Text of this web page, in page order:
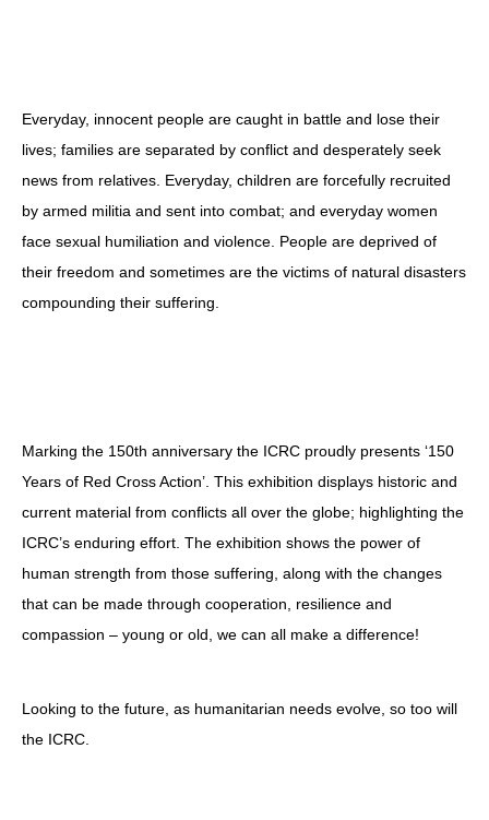
Everyday, innocent people are caught in battle and lose their
lives; families are separated by conflict and desperately seek
news from relatives. Everyday, children are forcefully recruited
by armed militia and sent into combat; and everyday women
face sexual humiliation and violence. People are deprived of
their freedom and sometimes are the victims of natural disasters
compounding their suffering.
Marking the 150th anniversary the ICRC proudly presents ‘150
Years of Red Cross Action’. This exhibition displays historic and
current material from conflicts all over the globe; highlighting the
ICRC’s enduring effort. The exhibition shows the power of
human strength from those suffering, along with the changes
that can be made through cooperation, resilience and
compassion – young or old, we can all make a difference!
Looking to the future, as humanitarian needs evolve, so too will
the ICRC.